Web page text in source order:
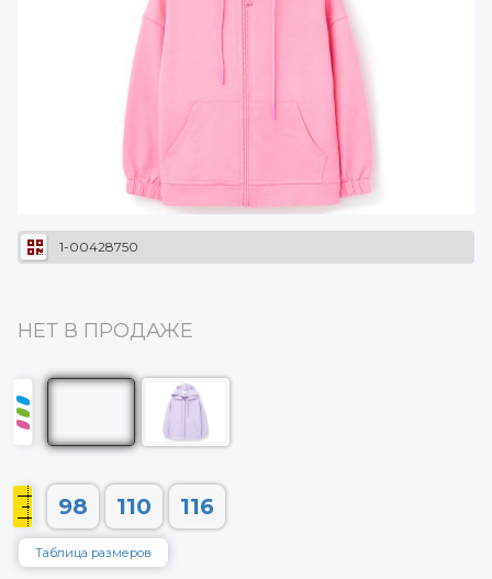
1-00428750
НЕТ В ПРОДАЖЕ
98 110 116
Таблица размеров